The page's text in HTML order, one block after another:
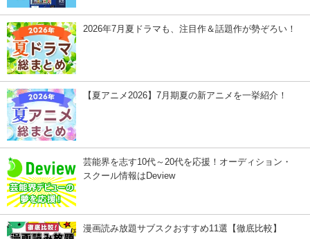
2026年7月夏ドラマも、注目作＆話題作が勢ぞろい！
【夏アニメ2026】7月期夏の新アニメを一挙紹介！
芸能界を志す10代～20代を応援！オーディション・
スクール情報はDeview
漫画読み放題サブスクおすすめ11選【徹底比較】